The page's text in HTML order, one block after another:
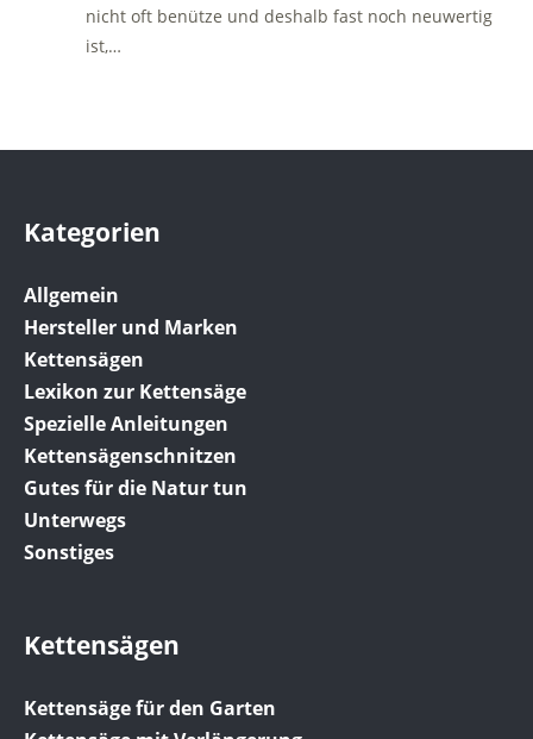
nicht oft benütze und deshalb fast noch neuwertig
ist,…
Kategorien
Allgemein
Hersteller und Marken
Kettensägen
Lexikon zur Kettensäge
Spezielle Anleitungen
Kettensägenschnitzen
Gutes für die Natur tun
Unterwegs
Sonstiges
Kettensägen
Kettensäge für den Garten